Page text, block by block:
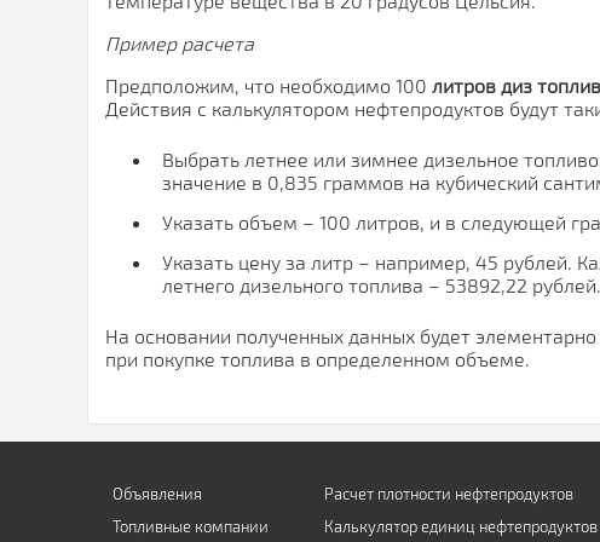
Пример расчета
Предположим, что необходимо 100 литров диз
Действия с калькулятором нефтепродуктов будут
Выбрать летнее или зимнее дизельное
значение в 0,835 граммов на кубический
Указать объем – 100 литров, и в следующей
Указать цену за литр – например, 45 рублей.
летнего дизельного топлива – 53892,22 рублей.
На основании полученных данных будет
при покупке топлива в определенном объеме.
Объявления
Топливные компании
Расчет плотности нефтепродуктов
Калькулятор единиц нефтепродуктов